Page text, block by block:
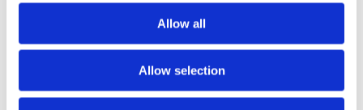
Allow all
Allow selection